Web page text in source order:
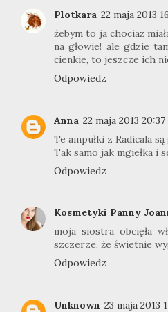
Plotkara 22 maja 2013
żebym to ja chociaż
na głowie! ale gdzie
cienkie, to jeszcze ich
Odpowiedz
Anna 22 maja 2013 20:37
Te ampułki z Radicala
Tak samo jak mgiełka i
Odpowiedz
Kosmetyki Panny
moja siostra obcięła
szczerze, że świetnie
Odpowiedz
Unknown 23 maja 2013